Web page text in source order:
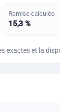
Remise calculée
15,3 %
exactes et la